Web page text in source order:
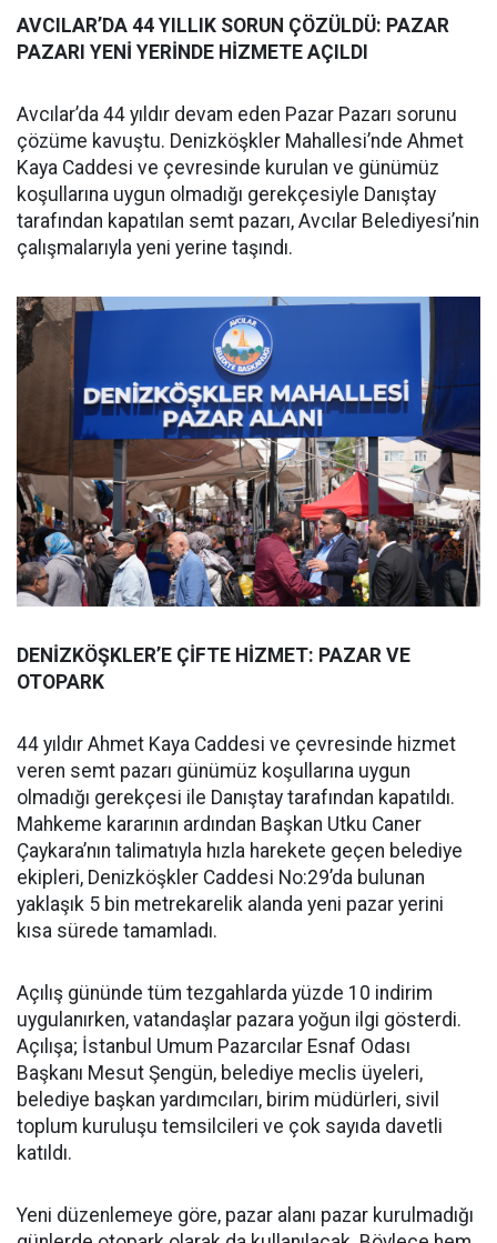
AVCILAR’DA 44 YILLIK SORUN ÇÖZÜLDÜ: PAZAR
PAZARI YENİ YERİNDE HİZMETE AÇILDI
Avcılar’da 44 yıldır devam eden Pazar Pazarı sorunu
çözüme kavuştu. Denizköşkler Mahallesi’nde Ahmet
Kaya Caddesi ve çevresinde kurulan ve günümüz
koşullarına uygun olmadığı gerekçesiyle Danıştay
tarafından kapatılan semt pazarı, Avcılar Belediyesi’nin
çalışmalarıyla yeni yerine taşındı.
DENİZKÖŞKLER’E ÇİFTE HİZMET: PAZAR VE
OTOPARK
44 yıldır Ahmet Kaya Caddesi ve çevresinde hizmet
veren semt pazarı günümüz koşullarına uygun
olmadığı gerekçesi ile Danıştay tarafından kapatıldı.
Mahkeme kararının ardından Başkan Utku Caner
Çaykara’nın talimatıyla hızla harekete geçen belediye
ekipleri, Denizköşkler Caddesi No:29’da bulunan
yaklaşık 5 bin metrekarelik alanda yeni pazar yerini
kısa sürede tamamladı.
Açılış gününde tüm tezgahlarda yüzde 10 indirim
uygulanırken, vatandaşlar pazara yoğun ilgi gösterdi.
Açılışa; İstanbul Umum Pazarcılar Esnaf Odası
Başkanı Mesut Şengün, belediye meclis üyeleri,
belediye başkan yardımcıları, birim müdürleri, sivil
toplum kuruluşu temsilcileri ve çok sayıda davetli
katıldı.
Yeni düzenlemeye göre, pazar alanı pazar kurulmadığı